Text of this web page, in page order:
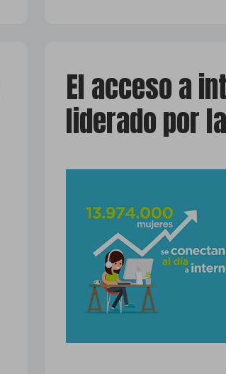
El acceso a
liderado por